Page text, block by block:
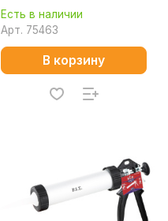
покрытие) КОБАЛЬТ
244-063
Есть в наличии
Арт. 75463
В корзину